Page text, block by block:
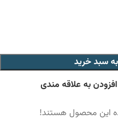
سبد خرید
افزودن به علاقه مندی
این محصول هستند!